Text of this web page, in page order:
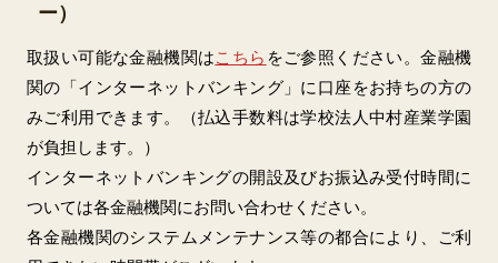
ー）
取扱い可能な金融機関はこちら をご参照ください。金融機
関の「インターネットバンキング」に口座をお持ちの方の
みご利用できます。（払込手数料は学校法人中村産業学園
が負担します。）
インターネットバンキングの開設及びお振込み受付時間に
ついては各金融機関にお問い合わせください。
各金融機関のシステムメンテナンス等の都合により、ご利